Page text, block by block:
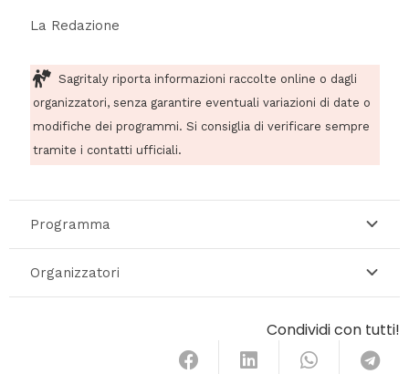
La Redazione
Sagritaly riporta informazioni raccolte online o dagli
organizzatori, senza garantire eventuali variazioni di date o
modifiche dei programmi. Si consiglia di verificare sempre
tramite i contatti ufficiali.
Programma
Organizzatori
Condividi con tutti!